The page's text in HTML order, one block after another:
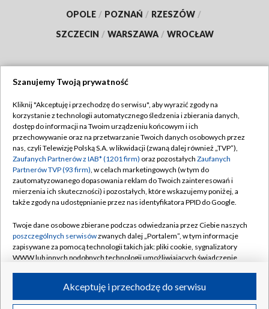
OPOLE / POZNAŃ / RZESZÓW /
SZCZECIN / WARSZAWA / WROCŁAW
TVP
Abonament TVP
Emisja w TVP
Centrum informacji TVP
Naziemna Telewizja Cyfrowa
Rada Programowa
System NOS
Informacje o nadawcy
Program dla prasy
Regulamin TVP
Polityka prywatności
Moje zgody
Pomoc
Kontakt
Kanały
©2026 Telewizja Polska S.A. w likwidacji
Szanujemy Twoją prywatność
Kliknij "Akceptuję i przechodzę do serwisu", aby wyrazić zgody na
korzystanie z technologii automatycznego śledzenia i zbierania danych,
dostęp do informacji na Twoim urządzeniu końcowym i ich
przechowywanie oraz na przetwarzanie Twoich danych osobowych przez
nas, czyli Telewizję Polską S.A. w likwidacji (zwaną dalej również „TVP”),
Zaufanych Partnerów z IAB* (1201 firm) oraz pozostałych Zaufanych
Partnerów TVP (93 firm), w celach marketingowych (w tym do
zautomatyzowanego dopasowania reklam do Twoich zainteresowań i
mierzenia ich skuteczności) i pozostałych, które wskazujemy poniżej, a
także zgody na udostępnianie przez nas identyfikatora PPID do Google.
Twoje dane osobowe zbierane podczas odwiedzania przez Ciebie naszych
poszczególnych serwisówzwanych dalej „Portalem”, w tym informacje
zapisywane za pomocą technologii takich jak: pliki cookie, sygnalizatory
WWW lub innych podobnych technologii umożliwiających świadczenie
ruchu w Internecie.Akceptuję i przechodzę do serwisu